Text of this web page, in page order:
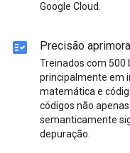
Google Cloud.
fact_check Precisão
Treinados com 500
principalmente em
matemática e
códigos não
semanticamente
depuração.